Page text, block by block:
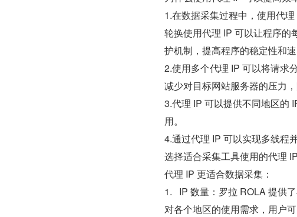
1.在数据采集过程中，使用代
轮换使用代理 IP 可以让程序的
护机制，提高程序的稳定性和速
2.使用多个代理 IP 可以将请求
减少对目标网站服务器的压力
3.代理 IP 可以提供不同地区的
用。
4.通过代理 IP 可以实现多线程
选择适合采集工具使用的代理
代理 IP 更适合数据采集：
1.   IP 数量：罗拉 ROLA 提供
对各个地区的使用需求，用户